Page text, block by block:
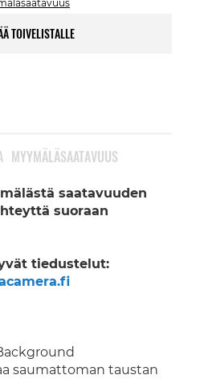
TOIVELISTALLE
saatavuuden
suoraan
tiedustelut:
saumattoman taustan
MYYMÄLÄSAATAVUUS